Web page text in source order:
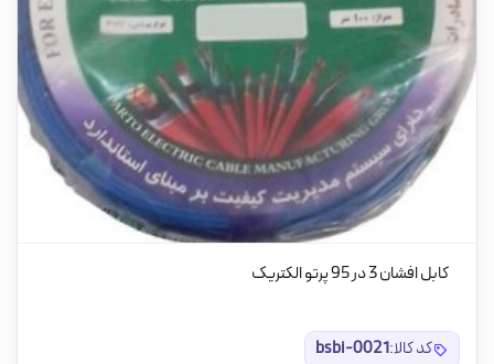
کابل افشان 3 در 95 پرتو الکتریک
کد کالا:bsbi-0021